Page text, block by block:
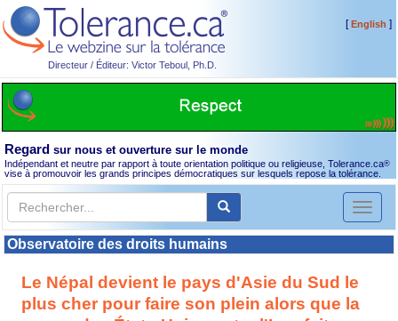
Directeur / Éditeur: Victor Teboul, Ph.D.
[English ]
Regard sur nous et ouverture sur le monde
Indépendant et neutre par rapport à toute orientation politique ou religieuse, Tolerance.ca®
vise à promouvoir les grands principes démocratiques sur lesquels repose la tolérance.
Toggle
Observatoire des droits humains
Le Népal devient le pays d'Asie du Sud le
plus cher pour faire son plein alors que la